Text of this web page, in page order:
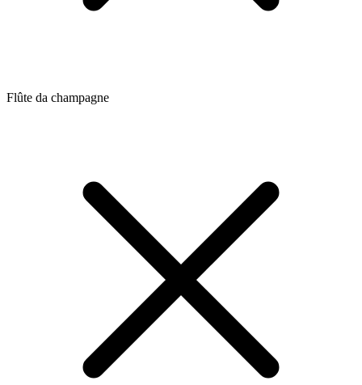
Flûte da champagne